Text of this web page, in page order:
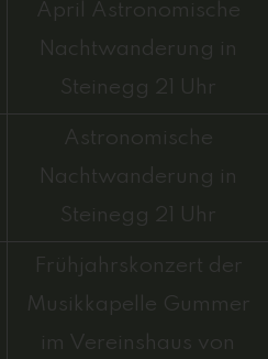
April Astronomische
Nachtwanderung in
Steinegg 21 Uhr
Astronomische
Nachtwanderung in
Steinegg 21 Uhr
Frühjahrskonzert der
Musikkapelle Gummer
im Vereinshaus von